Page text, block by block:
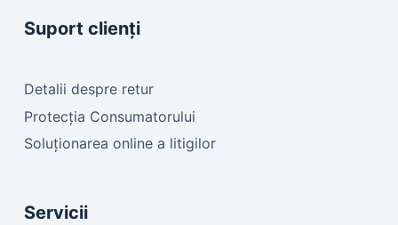
Suport clienți
Detalii despre retur
Protecția Consumatorului
Soluționarea online a litigilor
Servicii